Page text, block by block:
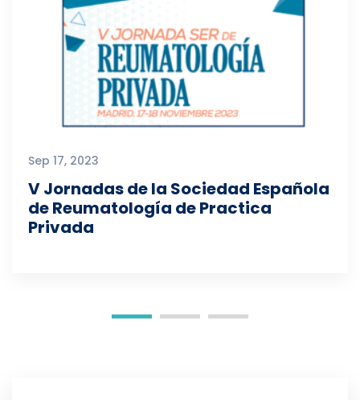
Sep 17, 2023
V Jornadas de la Sociedad Española
de Reumatología de Practica
Privada